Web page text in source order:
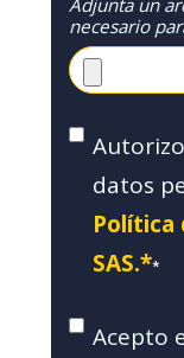
Adjunta un
necesario
datos
Política
SAS.**
Acepto